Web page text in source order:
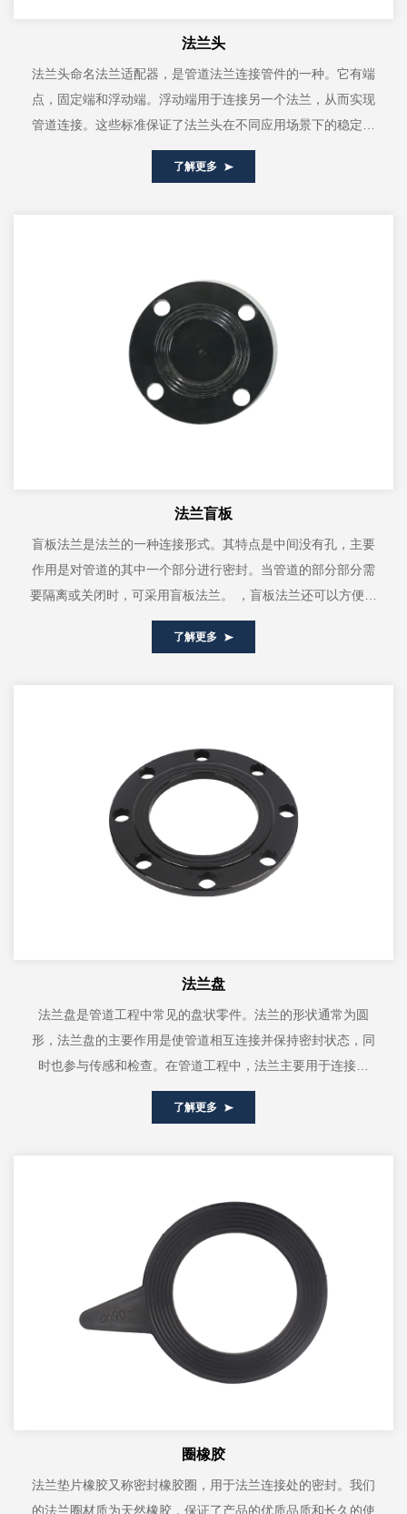
法兰头
法兰头命名法兰适配器，是管道法兰连接管件的一种。它有端
点，固定端和浮动端。浮动端用于连接另一个法兰，从而实现
管道连接。这些标准保证了法兰头在不同应用场景下的稳定性
和可靠性。我们是一家专业的兰头制...
了解更多
法兰盲板
盲板法兰是法兰的一种连接形式。其特点是中间没有孔，主要
作用是对管道的其中一个部分进行密封。当管道的部分部分需
要隔离或关闭时，可采用盲板法兰。 ，盲板法兰还可以方便偷
窃时清理管道内的杂物。保证管道...
了解更多
法兰盘
法兰盘是管道工程中常见的盘状零件。法兰的形状通常为圆
形，法兰盘的主要作用是使管道相互连接并保持密封状态，同
时也参与传感和检查。在管道工程中，法兰主要用于连接管
道、阀门、泵、设备等，以保证流体能够...
了解更多
圈橡胶
法兰垫片橡胶又称密封橡胶圈，用于法兰连接处的密封。我们
的法兰圈材质为天然橡胶，保证了产品的优质品质和长久的使